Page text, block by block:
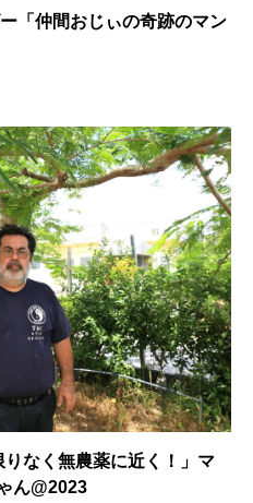
「仲間おじぃの奇跡のマン
なく無農薬に近く！」マ
ん@2023